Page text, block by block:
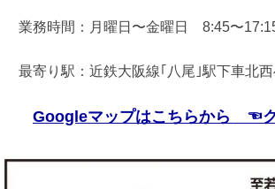
業務時間：月曜日〜金曜日 8:45〜
最寄り駅：近鉄大阪線｢八尾｣駅下車北
Googleマップはこちらから ☜